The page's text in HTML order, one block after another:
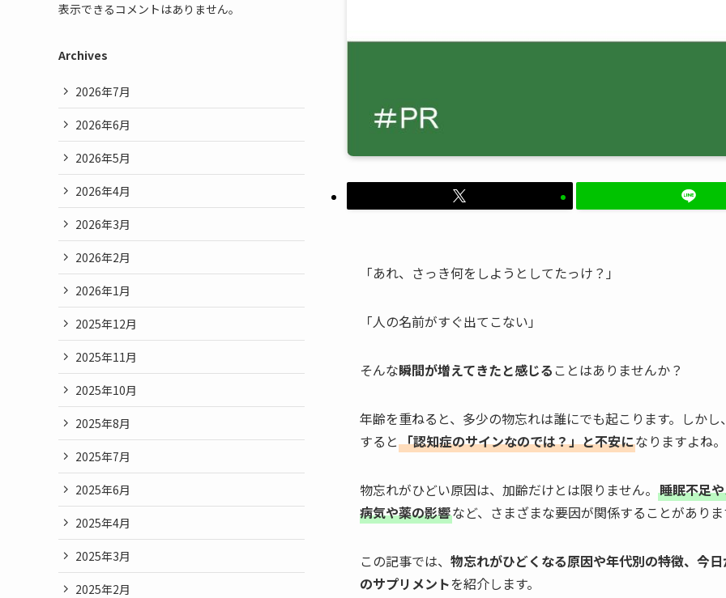
「あれ、さっき何をしようとしてたっけ？」
「人の名前がすぐ出てこない」
そんな瞬間が増えてきたと感じる ことはありませんか？
年齢を重ねると、多少の物忘れは誰にでも起こります。しか
すると 「認知症のサインなのでは？」と不安になりますよね。
物忘れがひどい原因は、加齢だけとは限りません。 睡眠不足
病気や薬の影響など、さまざまな要因が関係することがありま
この記事では、 物忘れがひどくなる原因や年代別の特徴、今
のサプリメントを紹介します。
表示できるコメントはありません。
Archives
2026年7月
2026年6月
2026年5月
2026年4月
2026年3月
2026年2月
2026年1月
2025年12月
2025年11月
2025年10月
2025年8月
2025年7月
2025年6月
2025年4月
2025年3月
2025年2月